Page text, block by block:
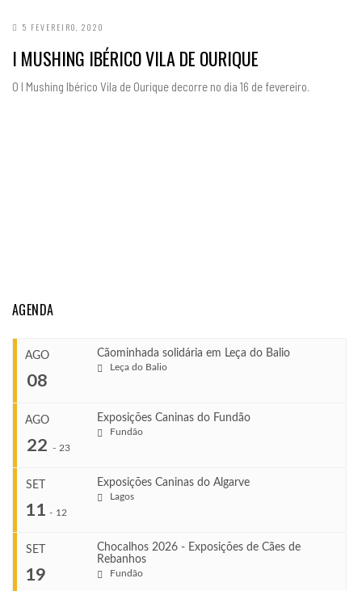
5 FEVEREIRO, 2020
I MUSHING IBÉRICO VILA DE OURIQUE
O I Mushing Ibérico Vila de Ourique decorre no dia 16 de fevereiro.
AGENDA
AGO
08
Cãominhada solidária em Leça do Balio
Leça do Balio
COMEÇA
Ago 8, 2026
TERMINA
Ago 8, 2026
Leça do Balio
AGO
22 - 23
Exposições Caninas do Fundão
Fundão
Ago 22, 2026
SET
11 - 12
Exposições Caninas do Algarve
Lagos
SET
19
Chocalhos 2026 - Exposições de Cães de
Rebanhos
Fundão